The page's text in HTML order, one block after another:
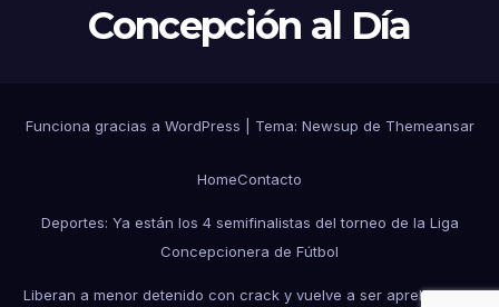
Concepción al Día
Funciona gracias a WordPress Tema: Newsup de Themeansar
HomeContacto
Deportes: Ya están los 4 semifinalistas del torneo de la Liga
Concepcionera de Fútbol
Liberan a menor detenido con crack y vuelve a ser aprehendido